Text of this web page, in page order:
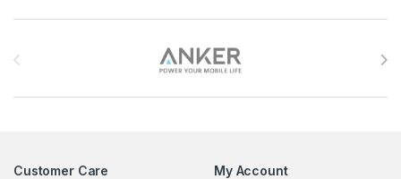
Customer Care
My Account